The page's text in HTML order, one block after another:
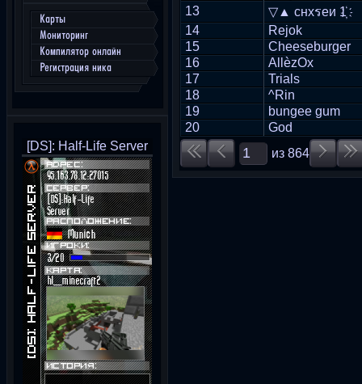
Карты
Мониторинг
Компилятор онлайн
Регистрация ника
[DS]: Half-Life Server
13
▽▲ снхรеи 1҉
14
Rejok
15
Cheeseburger
16
AllèzOx
17
Trials
18
^Rin
19
bungee gum
20
God
из 864